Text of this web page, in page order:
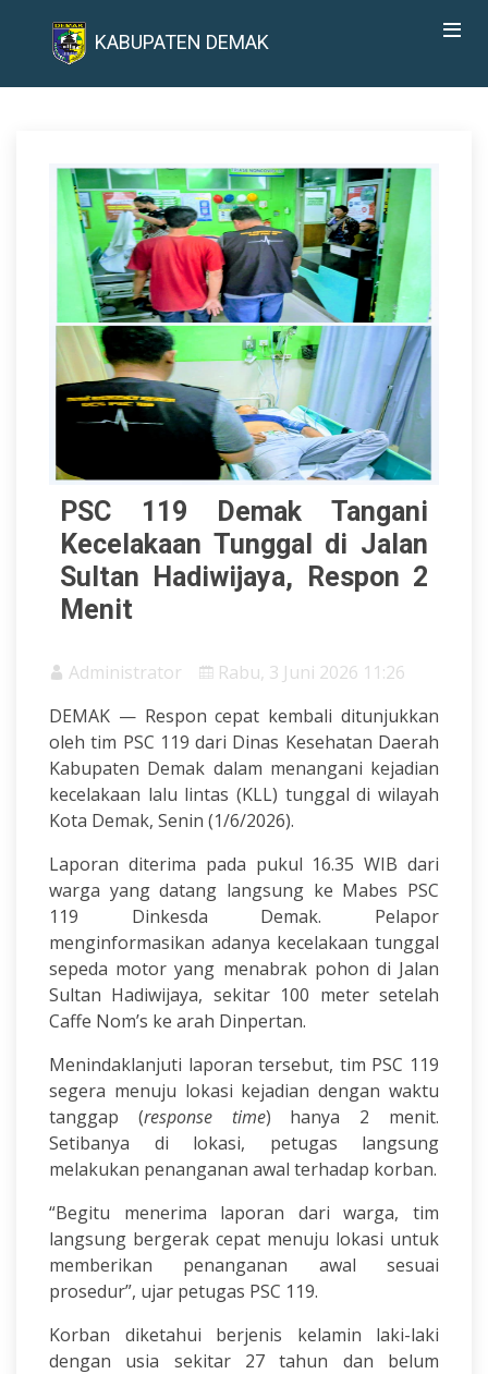
KABUPATEN DEMAK
PSC 119 Demak Tangani
Kecelakaan Tunggal di Jalan
Sultan Hadiwijaya, Respon 2
Menit
Administrator
Rabu, 3 Juni 2026 11:26
DEMAK — Respon cepat kembali ditunjukkan
oleh tim PSC 119 dari Dinas Kesehatan Daerah
Kabupaten Demak dalam menangani kejadian
kecelakaan lalu lintas (KLL) tunggal di wilayah
Kota Demak, Senin (1/6/2026).
Laporan diterima pada pukul 16.35 WIB dari
warga yang datang langsung ke Mabes PSC
119 Dinkesda Demak. Pelapor
menginformasikan adanya kecelakaan tunggal
sepeda motor yang menabrak pohon di Jalan
Sultan Hadiwijaya, sekitar 100 meter setelah
Caffe Nom’s ke arah Dinpertan.
Menindaklanjuti laporan tersebut, tim PSC 119
segera menuju lokasi kejadian dengan waktu
tanggap (response time) hanya 2 menit.
Setibanya di lokasi, petugas langsung
melakukan penanganan awal terhadap korban.
“Begitu menerima laporan dari warga, tim
langsung bergerak cepat menuju lokasi untuk
memberikan penanganan awal sesuai
prosedur”, ujar petugas PSC 119.
Korban diketahui berjenis kelamin laki-laki
dengan usia sekitar 27 tahun dan belum